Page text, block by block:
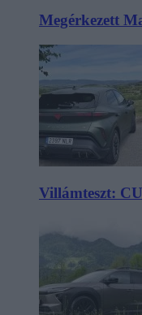
Megérkezett
Villámteszt: